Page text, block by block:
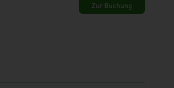
Zur Buchung